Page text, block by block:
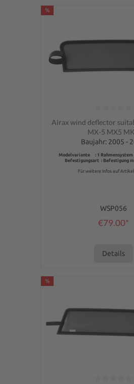
%
Average rating of 0 out of 5
Airax wind deflector
MX-5 MX5
Baujahr: 2005 -
Modelvariante : 1 Rahmensystem
Befestigungsart : Befestigung
Für weitere Infos auf
WSP056
€79.00*
Details
%